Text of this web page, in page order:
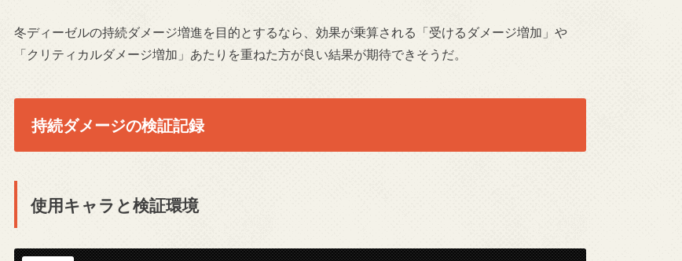
冬ディーゼルの持続ダメージ増進を目的とするなら、効果が乗算される「受けるダメージ増加」や
「クリティカルダメージ増加」あたりを重ねた方が良い結果が期待できそうだ。
持続ダメージの検証記録
使用キャラと検証環境